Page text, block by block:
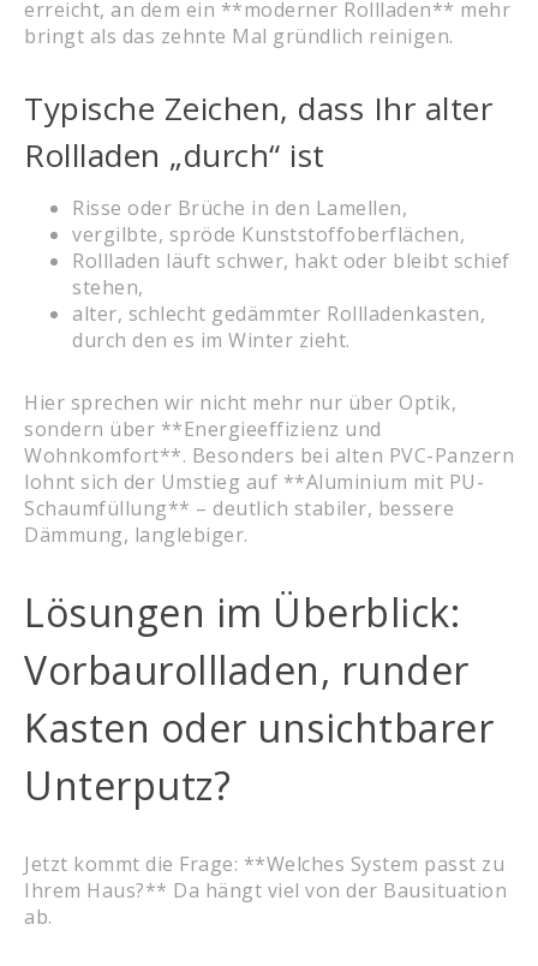
erreicht, an dem ein **moderner Rollladen** mehr
bringt als das zehnte Mal gründlich reinigen.
Typische Zeichen, dass Ihr alter
Rollladen „durch“ ist
Risse oder Brüche in den Lamellen,
vergilbte, spröde Kunststoffoberflächen,
Rollladen läuft schwer, hakt oder bleibt schief
stehen,
alter, schlecht gedämmter Rollladenkasten,
durch den es im Winter zieht.
Hier sprechen wir nicht mehr nur über Optik,
sondern über **Energieeffizienz und
Wohnkomfort**. Besonders bei alten PVC-Panzern
lohnt sich der Umstieg auf **Aluminium mit PU-
Schaumfüllung** – deutlich stabiler, bessere
Dämmung, langlebiger.
Lösungen im Überblick:
Vorbaurollladen, runder
Kasten oder unsichtbarer
Unterputz?
Jetzt kommt die Frage: **Welches System passt zu
Ihrem Haus?** Da hängt viel von der Bausituation
ab.